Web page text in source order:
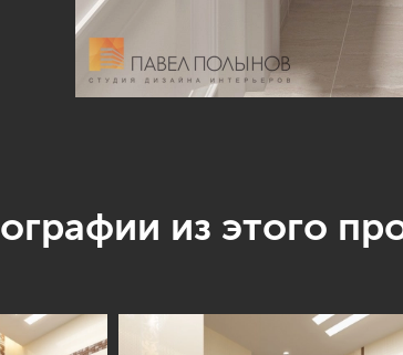
из этого